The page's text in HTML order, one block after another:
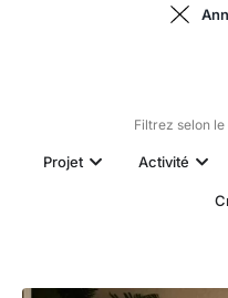
Filtrez selon
Projet Activité